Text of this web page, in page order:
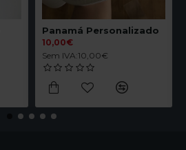
Panamá Personalizado
10,00€
Sem IVA:10,00€